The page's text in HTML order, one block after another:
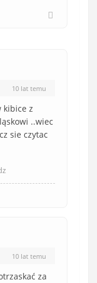
10 lat temu
kibice z
..wiec
sie czytac
10 lat temu
za